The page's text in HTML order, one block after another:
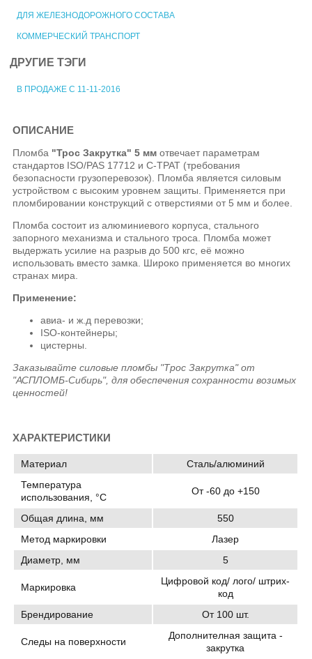
ДЛЯ ЖЕЛЕЗНОДОРОЖНОГО СОСТАВА
КОММЕРЧЕСКИЙ ТРАНСПОРТ
ДРУГИЕ ТЭГИ
В ПРОДАЖЕ С 11-11-2016
ОПИСАНИЕ
Пломба "Трос Закрутка" 5 мм отвечает параметрам
стандартов ISO/PAS 17712 и С-ТРАТ (требования
безопасности грузоперевозок). Пломба является силовым
устройством с высоким уровнем защиты. Применяется при
пломбировании конструкций с отверстиями от 5 мм и более.
Пломба состоит из алюминиевого корпуса, стального
запорного механизма и стального троса. Пломба может
выдержать усилие на разрыв до 500 кгс, её можно
использовать вместо замка. Широко применяется во многих
странах мира.
Применение:
авиа- и ж.д перевозки;
ISO-контейнеры;
цистерны.
Заказывайте силовые пломбы "Трос Закрутка" от
"АСПЛОМБ-Сибирь", для обеспечения сохранности возимых
ценностей!
ХАРАКТЕРИСТИКИ
Материал
Сталь/алюминий
Температура
использования, °C
От -60 до +150
Общая длина, мм
550
Метод маркировки
Лазер
Диаметр, мм
5
Маркировка
Цифровой код/ лого/ штрих-
код
Брендирование
От 100 шт.
Следы на поверхности
Дополнителная защита -
закрутка